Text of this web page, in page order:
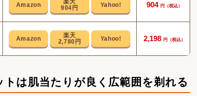
904円 904
2,780円 2,198
は肌当たりが良く広範囲を剃れる